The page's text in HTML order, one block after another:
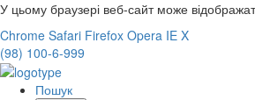
У цьому браузері веб-сайт може
Chrome Safari Firefox Opera IE X
(98) 100-6-999
Пошук